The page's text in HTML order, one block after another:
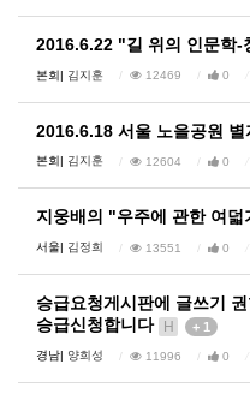
2016.6.22 "길 위의 인문학-
본회| 김지훈 12469 0
2016.6.18 서울 노을공원
본회| 김지훈 12604 0
지웅배의 "우주에 관한 여
서울| 김정희 13551 0
승급요청게시판에 글쓰기
승급신청합니다
H + 1
경남| 양희성 11996 0